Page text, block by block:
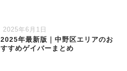
2025年6月1日
2025年最新版｜中野区エリアのお
すすめゲイバーまとめ